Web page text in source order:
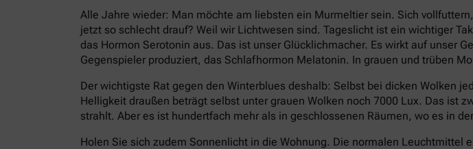
Alle Jahre wieder: Man möchte am liebsten ein Murmeltier sein. Sich
jetzt so schlecht drauf? Weil wir Lichtwesen sind. Tageslicht ist ein wichtiger
das Hormon Serotonin aus. Das ist unser Glücklichmacher. Es wirkt auf unser
Gegenspieler produziert, das Schlafhormon Melatonin. In grauen und trüben
Der wichtigste Rat gegen den Winterblues deshalb: Selbst bei dicken Wolken
Helligkeit draußen beträgt selbst unter grauen Wolken noch 7000 Lux. Das ist
strahlt. Aber es ist hundertfach mehr als in geschlossenen Räumen, wo es in
Holen Sie sich zudem Sonnenlicht in die Wohnung. Die normalen Leuchtmittel